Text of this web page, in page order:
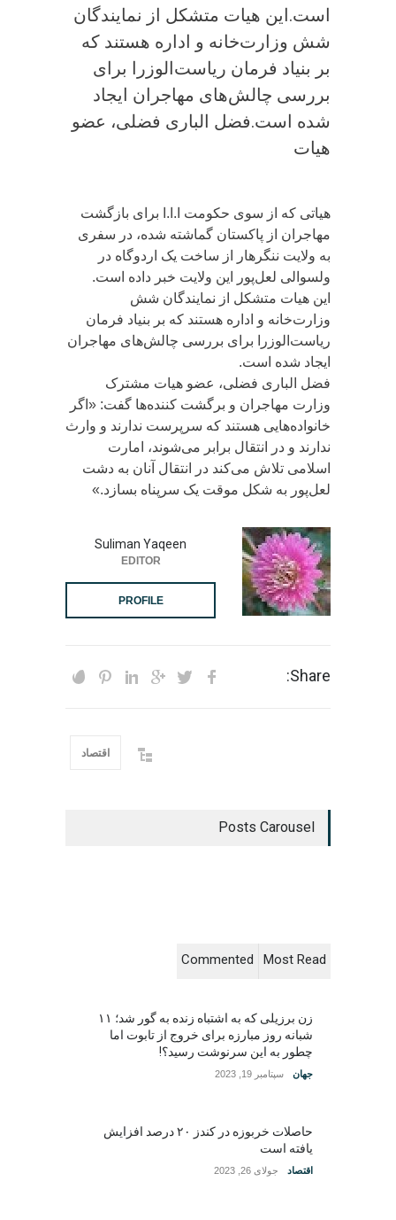
است.این هیات متشکل از نمایندگان
شش وزارت‌خانه و اداره هستند که
بر بنیاد فرمان ریاست‌الوزرا برای
بررسی چالش‌های مهاجران ایجاد
شده است.فضل الباری فضلی، عضو
هیات
هیاتی که از سوی حکومت ا.ا.ا برای بازگشت
مهاجران از پاکستان گماشته شده، در سفری
به ولایت ننگرهار از ساخت یک اردوگاه در
ولسوالی لعل‌پور این ولایت خبر داده است.
این هیات متشکل از نمایندگان شش
وزارت‌خانه و اداره هستند که بر بنیاد فرمان
ریاست‌الوزرا برای بررسی چالش‌های مهاجران
ایجاد شده است.
فضل الباری فضلی، عضو هیات مشترک
وزارت مهاجران و برگشت کننده‌ها گفت: «اگر
خانواده‌هایی هستند که سرپرست ندارند و وارث
ندارند و در انتقال برابر می‌شوند، امارت
اسلامی تلاش می‌کند در انتقال آنان به دشت
لعل‌پور به شکل موقت یک سرپناه بسازد.»
Suliman Yaqeen
EDITOR
PROFILE
Share:
اقتصاد
Posts Carousel
Most Read
Commented
زن برزیلی که به اشتباه زنده به گور شد؛ ۱۱
شبانه روز مبارزه برای خروج از تابوت اما
چطور به این سرنوشت رسید؟!
جهان سپتامبر 19, 2023
حاصلات خربوزه در کندز ۲۰ درصد افزایش
یافته است
اقتصاد جولای 26, 2023